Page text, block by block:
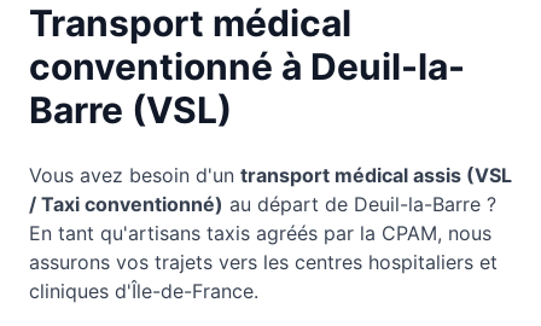
Transport médical
conventionné à Deuil-la-
Barre (VSL)
Vous avez besoin d'un transport médical assis (VSL
/ Taxi conventionné) au départ de Deuil-la-Barre ?
En tant qu'artisans taxis agréés par la CPAM, nous
assurons vos trajets vers les centres hospitaliers et
cliniques d'Île-de-France.